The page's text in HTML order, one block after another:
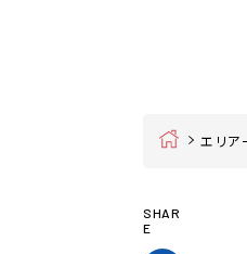
Home エリア
SHAR
E